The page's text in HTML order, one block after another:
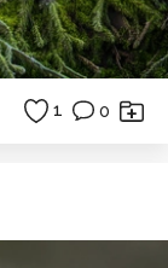
1 0